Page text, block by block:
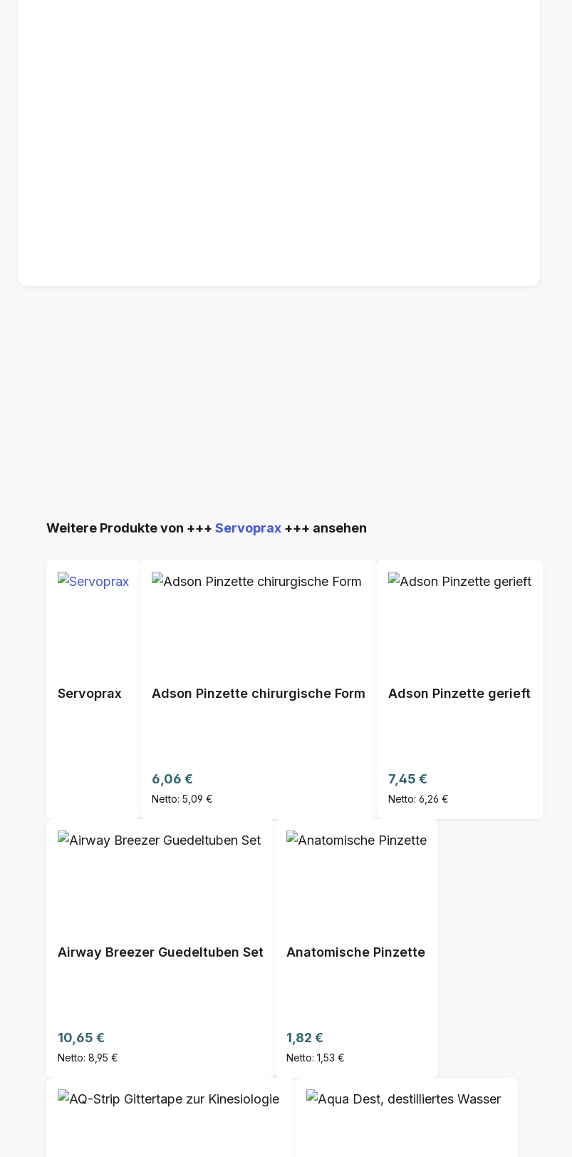
Produktgalerie überspringen
Weitere Produkte von +++ Servoprax +++ ansehen
Servoprax Adson Pinzette chirurgische Form
Regulärer Preis:
6,06 €
Netto: 5,09 €
Adson Pinzette gerieft
Regulärer Preis:
7,45 €
Netto: 6,26 €
Airway Breezer Guedeltuben Set
Regulärer Preis:
10,65 €
Netto: 8,95 €
Anatomische Pinzette
Regulärer Preis:
1,82 €
Netto: 1,53 €